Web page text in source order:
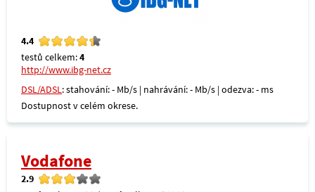
4.4
testů celkem:4
http://www.ibg-net.cz
DSL/ADSL: stahování: - Mb/s | nahrávání: - Mb/s | odezva: - ms
Dostupnost v celém okrese.
Vodafone
2.9